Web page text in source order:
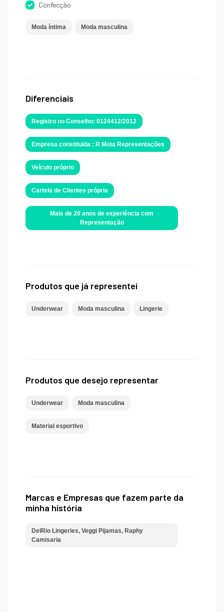
Confecção
Moda íntima Moda masculina
Diferenciais
Registro no Conselho: 0124412/2012
Empresa constituida : R Mota Representações
Veículo próprio
Cartela de Clientes própria
Mais de 20 anos de experiência com
Representação
Produtos que já representei
Underwear Moda masculina Lingerie
Produtos que desejo representar
Underwear Moda masculina
Material esportivo
Marcas e Empresas que fazem parte da
minha história
DelRio Lingeries, Veggi Pijamas, Raphy
Camisaria